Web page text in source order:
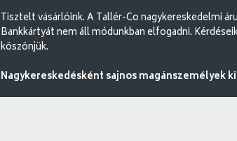
Tisztelt vásárlóink. A Tallér-Co nagykereskedelmi
Bankkártyát nem áll módunkban elfogadni.
köszönjük.
Nagykereskedésként sajnos magánszemélyek